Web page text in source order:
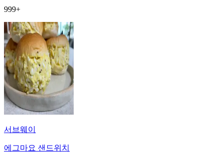
999+
서브웨이
에그마요 샌드위치